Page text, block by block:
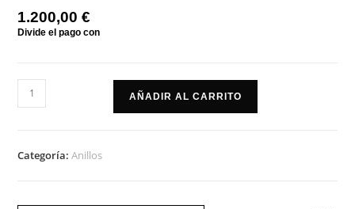
1.200,00€
Anillo
petalos
AÑADIR AL CARRITO
Categoría:Anillos